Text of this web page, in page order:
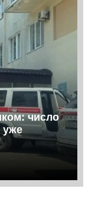
число
уже